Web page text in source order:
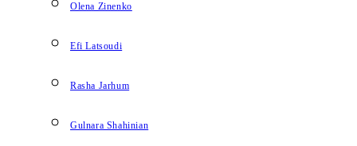
Olena Zinenko
Efi Latsoudi
Rasha Jarhum
Gulnara Shahinian